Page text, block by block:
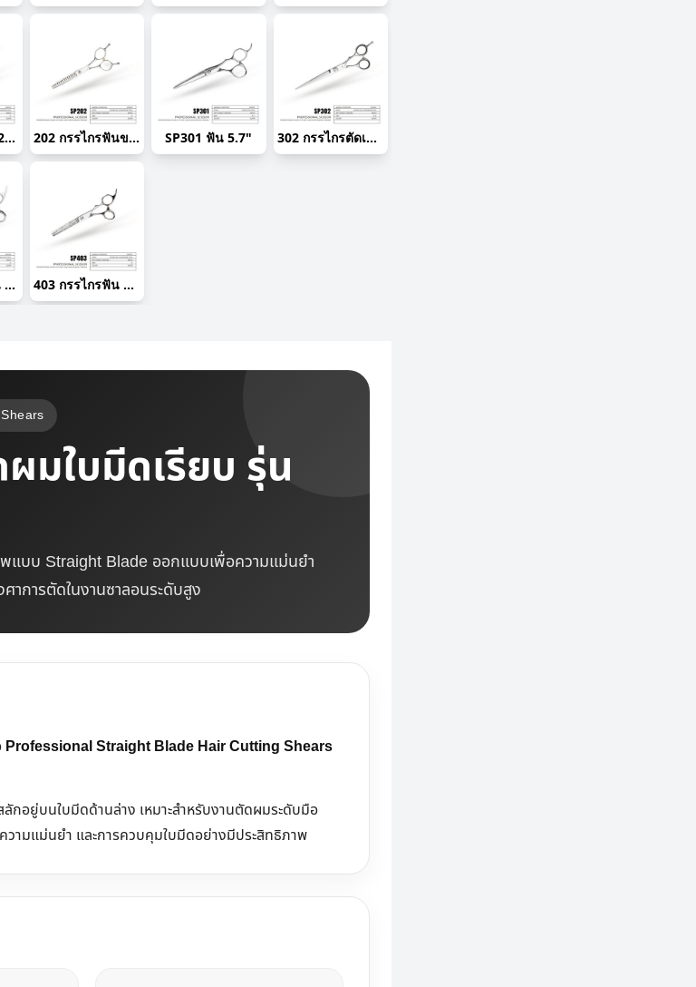
201 กรรไกรฟัน2หน้า 15% 6" 202 กรรไกรฟันขาตรงคู่ 30% 6" SP301 ฟัน 5.7" 302 กรรไกรตัดเปียกขาดำ 6.5"
402 กรรไกร ฟัน 21T 25% 6" 403 กรรไกรฟัน 23T 25% 6"
มใบมีดเรียบ รุ่น
แบบ Straight Blade ออกแบบเพื่อความแม่นยำ
าการตัดในงานซาลอนระดับสูง
Professional Straight Blade Hair Cutting Shears
ลักอยู่บนใบมีดด้านล่าง เหมาะสำหรับงานตัดผมระดับมือ
ามแม่นยำ และการควบคุมใบมีดอย่างมีประสิทธิภาพ